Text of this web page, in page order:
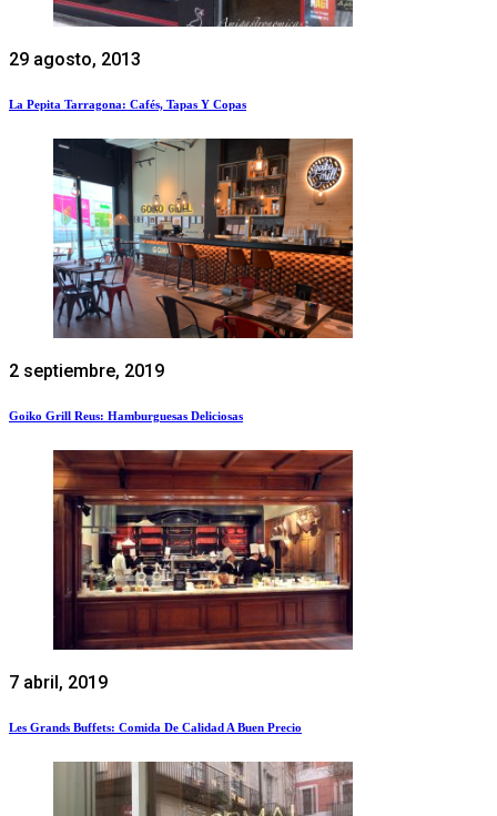
29 agosto, 2013
La Pepita Tarragona: Cafés, Tapas Y Copas
2 septiembre, 2019
Goiko Grill Reus: Hamburguesas Deliciosas
7 abril, 2019
Les Grands Buffets: Comida De Calidad A Buen Precio